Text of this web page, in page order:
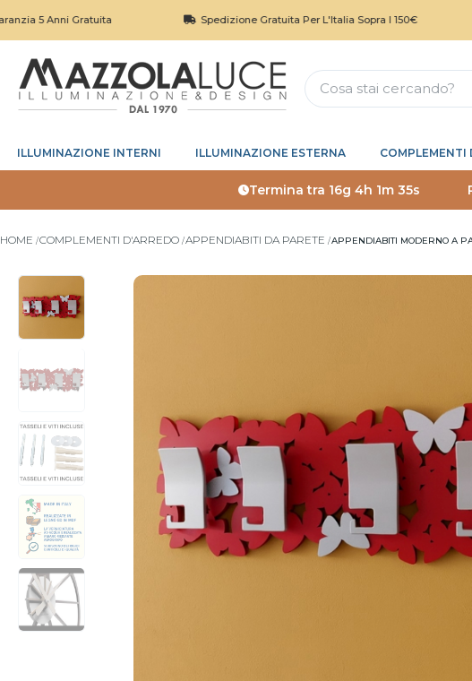
Gratuita Spedizione Gratuita Per L'Italia Sopra I 150€
ILLUMINAZIONE INTERNI ILLUMINAZIONE ESTERNA COMPLEMENTI
Termina tra 16g 4h 1m 34s
HOME COMPLEMENTI D'ARREDO APPENDIABITI DA PARETE APPENDIABITI MODERNO A